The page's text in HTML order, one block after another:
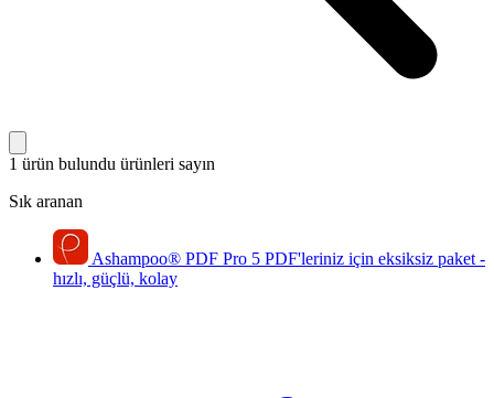
1 ürün bulundu ürünleri sayın
Sık aranan
Ashampoo® PDF Pro 5 PDF'leriniz için eksiksiz paket -
hızlı, güçlü, kolay